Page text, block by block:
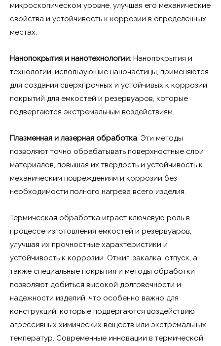
микроскопическом уровне, улучшая его механические
свойства и устойчивость к коррозии в определенных
местах.
Нанопокрытия и нанотехнологии: Нанопокрытия и
технологии, использующие наночастицы, применяются
для создания сверхпрочных и устойчивых к коррозии
покрытий для емкостей и резервуаров, которые
подвергаются экстремальным воздействиям.
Плазменная и лазерная обработка: Эти методы
позволяют точно обрабатывать поверхностные слои
материалов, повышая их твердость и устойчивость к
механическим повреждениям и коррозии без
необходимости полного нагрева всего изделия.
Термическая обработка играет ключевую роль в
процессе изготовления емкостей и резервуаров,
улучшая их прочностные характеристики и
устойчивость к коррозии. Отжиг, закалка, отпуск, а
также специальные покрытия и методы обработки
позволяют добиться высокой долговечности и
надежности изделий, что особенно важно для
конструкций, которые подвергаются воздействию
агрессивных химических веществ или экстремальных
температур. Современные инновации в термической